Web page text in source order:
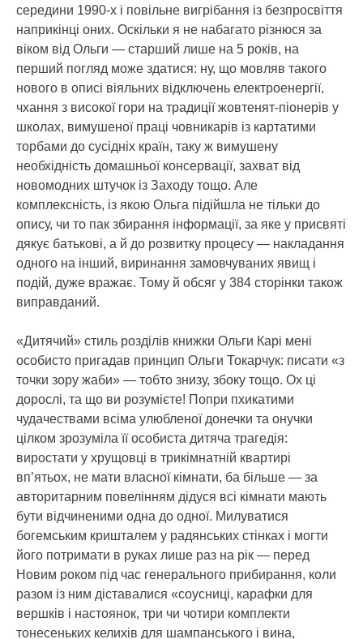
середини 1990-х і повільне вигрібання із безпросвіття
наприкінці оних. Оскільки я не набагато різнюся за
віком від Ольги — старший лише на 5 років, на
перший погляд може здатися: ну, що мовляв такого
нового в описі віяльних відключень електроенергії,
чхання з високої гори на традиції жовтенят-піонерів у
школах, вимушеної праці човникарів із картатими
торбами до сусідніх країн, таку ж вимушену
необхідність домашньої консервації, захват від
новомодних штучок із Заходу тощо. Але
комплексність, із якою Ольга підійшла не тільки до
опису, чи то пак збирання інформації, за яке у присвяті
дякує батькові, а й до розвитку процесу — накладання
одного на інший, виринання замовчуваних явищ і
подій, дуже вражає. Тому й обсяг у 384 сторінки також
виправданий.
«Дитячий» стиль розділів книжки Ольги Карі мені
особисто пригадав принцип Ольги Токарчук: писати «з
точки зору жаби» — тобто знизу, збоку тощо. Ох ці
дорослі, та що ви розумієте! Попри пхикатими
чудачествами всіма улюбленої донечки та онучки
цілком зрозуміла її особиста дитяча трагедія:
виростати у хрущовці в трикімнатній квартирі
вп’ятьох, не мати власної кімнати, ба більше — за
авторитарним повелінням дідуся всі кімнати мають
бути відчиненими одна до одної. Милуватися
богемським кришталем у радянських стінках і могти
його потримати в руках лише раз на рік — перед
Новим роком під час генерального прибирання, коли
разом із ним діставалися «соусниці, карафки для
вершків і настоянок, три чи чотири комплекти
тонесеньких келихів для шампанського і вина,